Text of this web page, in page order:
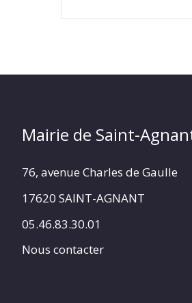
Mairie de Saint-
76, avenue Charles de Gaulle
17620 SAINT-AGNANT
05.46.83.30.01
Nous contacter